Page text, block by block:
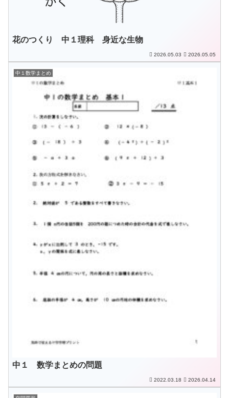
花のつくり 中１理科 身近な生物
2026.05.03 2026.05.05
中１数学まとめ
中１ 数学まとめの問題
2022.03.18 2026.04.14